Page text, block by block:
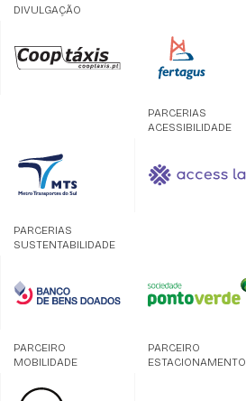
DIVULGAÇÃO
PARCERIAS
ACESSIBILIDADE
PARCERIAS
SUSTENTABILIDADE
PARCEIRO
MOBILIDADE
PARCEIRO
ESTACIONAMENTO